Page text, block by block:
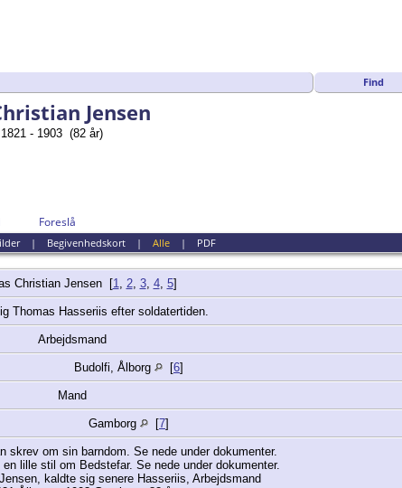
Find
Jensen
1821 - 1903 (82 år)
Foreslå
| Begivenhedskort| Alle| PDF
Christian Jensen[1, 2, 3, 4, 5]
Thomas Hasseriis efter soldatertiden.
Arbejdsmand
Budolfi, Ålborg [6]
Mand
Gamborg [7]
skrev om sin barndom. Se nede under dokumenter.
lille stil om Bedstefar. Se nede under dokumenter.
kaldte sig senere Hasseriis, Arbejdsmand